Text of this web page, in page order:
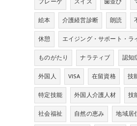
絵本
介護経営診断 朗読
休憩
エイジング・サポート・ラ
ものがたり
ナラティブ
認知
外国人
VISA 在留資格
技
特定技能
外国人介護人材
技
社会福祉
自然の恵み 地域居